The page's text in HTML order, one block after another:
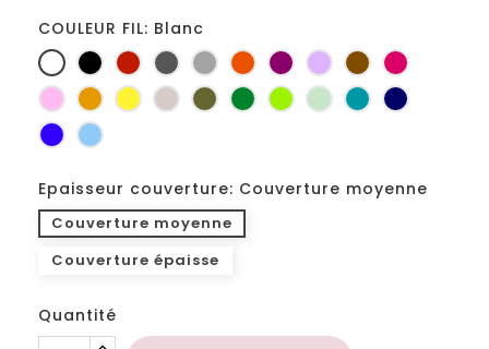
COULEUR FIL: Blanc
BlancNoir RougeGris
foncé
Gris
clair
OrangePruneLilasMarronFuchsia
RoseJaune
d'or
jauneFicelleKaki Vert
bouteille
Anis
Vert
d'eau
Turquoise
Marine
Bleu
roi
Bleu
Epaisseur couverture: Couverture moyenne
Couverture moyenne
Couverture épaisse
Quantité